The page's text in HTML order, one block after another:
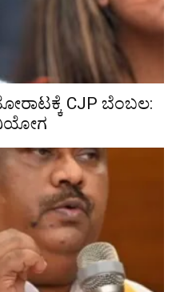
CJP ಬೆಂಬಲ:
ನಿಯೋಗ